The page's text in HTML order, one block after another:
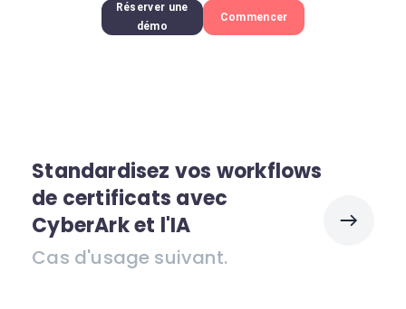
Réserver une
démo
Commencer
Standardisez vos workflows
de certificats avec
CyberArk et l'IA
Cas d'usage suivant.